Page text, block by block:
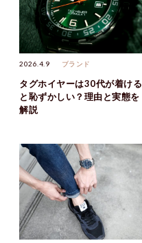
2026.4.9 ブランド
タグホイヤーは30代が着ける
と恥ずかしい？理由と実態を
解説